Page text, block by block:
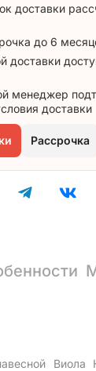
доставки
до 6
доставки
менеджер
доставки
Рассрочка